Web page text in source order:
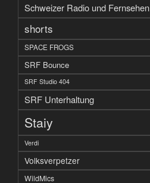
Schweizer Radio und Fernsehen
shorts
SPACE FROGS
SRF Bounce
SRF Studio 404
SRF Unterhaltung
Staiy
Verdi
Volksverpetzer
WildMics